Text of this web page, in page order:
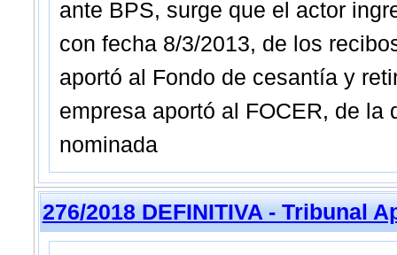
ante BPS, surge que el actor
con fecha 8/3/2013, de los
aportó al Fondo de cesantía y
empresa aportó al FOCER, de
nominada
276/2018 DEFINITIVA - Tribunal